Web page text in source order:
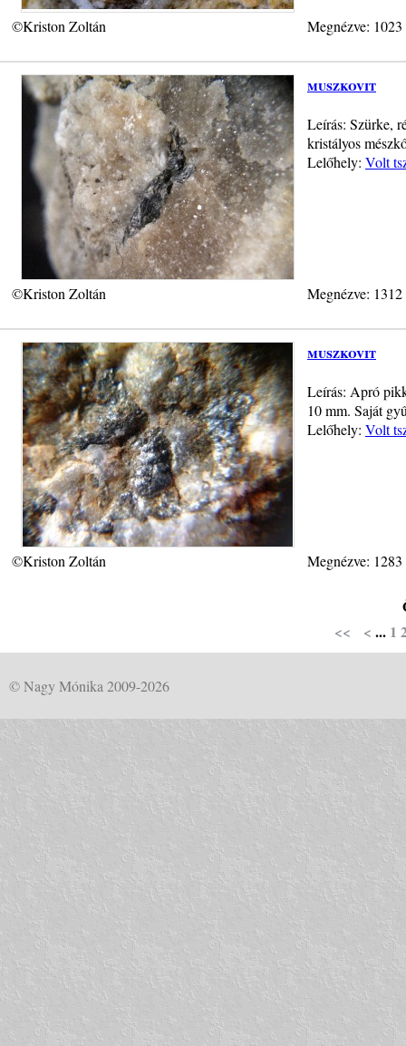
©Kriston Zoltán Megnézve:
muszkovit
Leírás: Szürke,
kristályos
Lelőhely: Volt
©Kriston Zoltán Megnézve:
muszkovit
Leírás: Apró
10 mm. Saját
Lelőhely: Volt
©Kriston Zoltán Megnézve:
<<
< ... 1
© Nagy Mónika 2009-2026